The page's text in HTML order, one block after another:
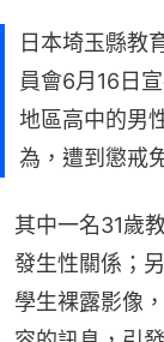
日本埼玉縣教
員會6月16日
地區高中的男
為，遭到懲戒
其中一名31歲
發生性關係；
學生裸露影像